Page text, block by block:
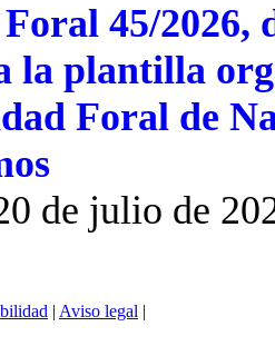
45/2026,
la plantilla
Foral de
de julio de
| Aviso legal |